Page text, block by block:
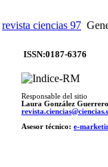
revista ciencias 97
ISSN:0187-6376
Responsable del sitio
Laura González Guerrero
Asesor técnico: e-